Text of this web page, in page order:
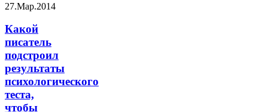
27.Мар.2014
Какой
писатель
подстроил
результаты
психологического
теста,
чтобы